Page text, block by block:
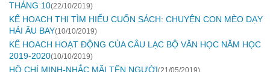
THÁNG 10(22/10/2019)
KẾ HOACH THI TÌM HIỂU CUỐN SÁCH: CHUYỆN CON MÈO DẠY
HẢI ÂU BAY(10/10/2019)
KẾ HOACH HOẠT ĐỘNG CỦA CÂU LẠC BỘ VĂN HỌC NĂM HỌC
2019-2020(10/10/2019)
HỒ CHÍ MINH-NHẮC MÃI TÊN NGƯỜI(21/05/2019)